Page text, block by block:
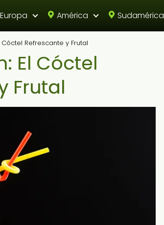
Europa América Sudamérica
Refrescante y Frutal
El Cóctel
Frutal